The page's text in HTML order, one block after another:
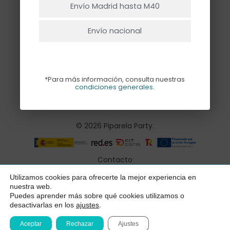
Subtotal: 0,00
Ver Carrito
© 2026 Piparela Party.
Contacto
Aviso legal
Política de privacidad
Condiciones generales
Utilizamos cookies para ofrecerte la mejor experiencia en
nuestra web.
Puedes aprender más sobre qué cookies utilizamos o
desactivarlas en los ajustes
Aceptar Rechazar Ajustes
Envío Madrid hasta M40
Envío nacional
*Para más información, consulta nuestras
condiciones generales.